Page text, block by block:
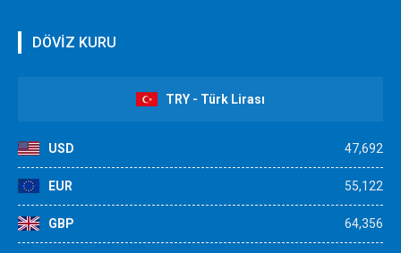
DÖVİZ KURU
TRY - Türk Lirası
USD 47,692
EUR 55,122
GBP 64,356